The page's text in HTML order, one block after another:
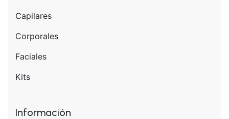
Capilares
Corporales
Faciales
Kits
Información